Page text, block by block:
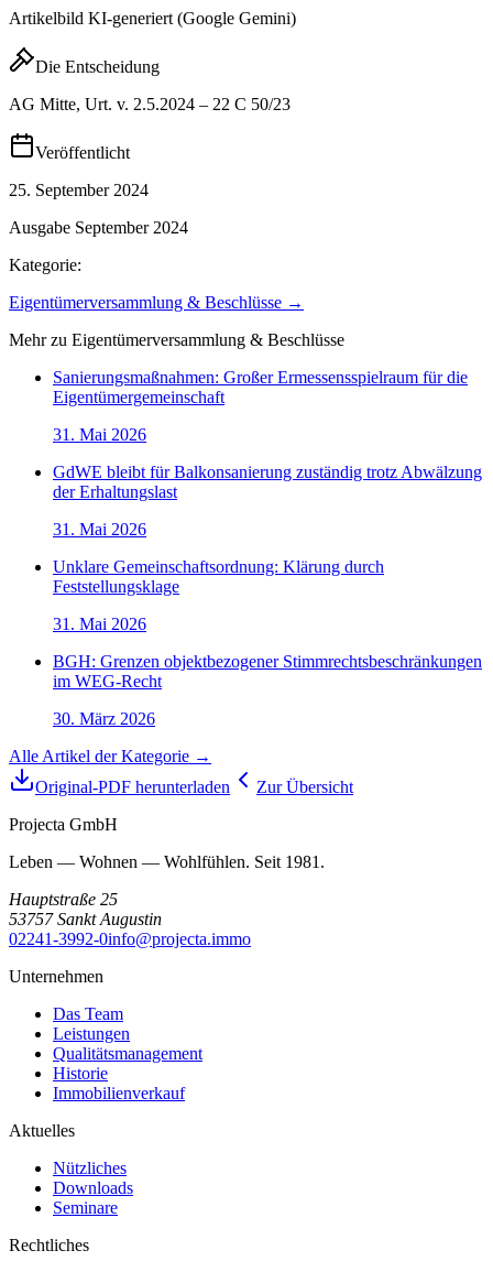
Artikelbild KI-generiert (Google Gemini)
Die Entscheidung
AG Mitte, Urt. v. 2.5.2024 – 22 C 50/23
Veröffentlicht
25. September 2024
Ausgabe September 2024
Kategorie:
Eigentümerversammlung & Beschlüsse →
Mehr zu Eigentümerversammlung & Beschlüsse
Sanierungsmaßnahmen: Großer Ermessensspielraum für die
Eigentümergemeinschaft
31. Mai 2026
GdWE bleibt für Balkonsanierung zuständig trotz Abwälzung
der Erhaltungslast
31. Mai 2026
Unklare Gemeinschaftsordnung: Klärung durch
Feststellungsklage
31. Mai 2026
BGH: Grenzen objektbezogener Stimmrechtsbeschränkungen
im WEG-Recht
30. März 2026
Alle Artikel der Kategorie →
Original-PDF herunterladen
Zur Übersicht
Projecta GmbH
Leben — Wohnen — Wohlfühlen. Seit 1981.
Hauptstraße 25
53757 Sankt Augustin
02241-3992-0info@projecta.immo
Unternehmen
Das Team
Leistungen
Qualitätsmanagement
Historie
Immobilienverkauf
Aktuelles
Nützliches
Downloads
Seminare
Rechtliches